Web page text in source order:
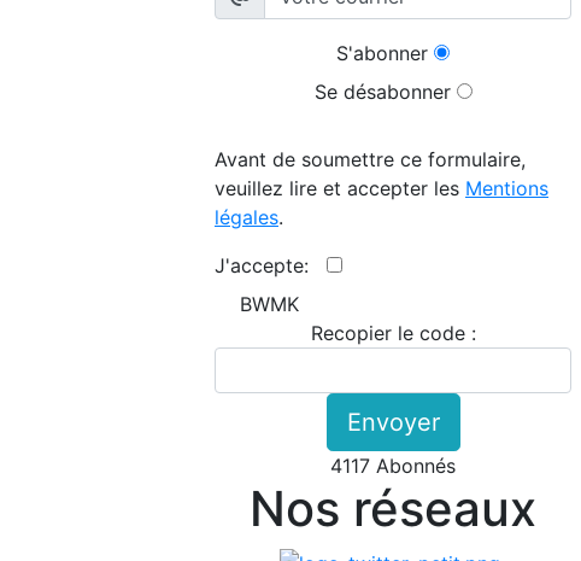
S'abonner
Se désabonner
Avant de soumettre ce formulaire,
veuillez lire et accepter les Mentions
légales.
J'accepte:
BWMK
Recopier le code :
Envoyer
4117 Abonnés
Nos réseaux